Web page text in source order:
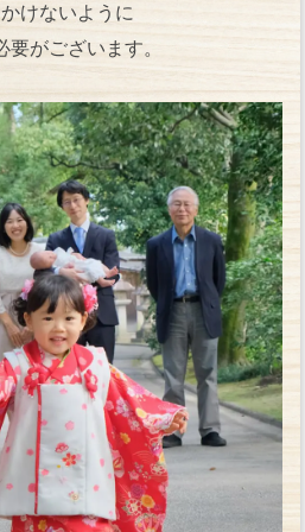
けないように
要がございます。